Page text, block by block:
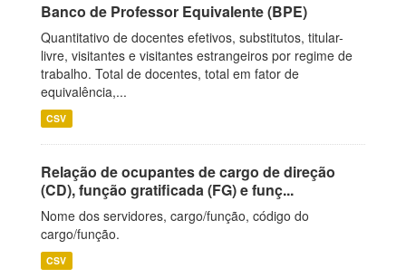
Banco de Professor Equivalente (BPE)
Quantitativo de docentes efetivos, substitutos, titular-
livre, visitantes e visitantes estrangeiros por regime de
trabalho. Total de docentes, total em fator de
equivalência,...
CSV
Relação de ocupantes de cargo de direção
(CD), função gratificada (FG) e funç...
Nome dos servidores, cargo/função, código do
cargo/função.
CSV